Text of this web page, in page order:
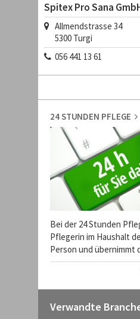
Spitex Pro Sana
Allmendstrasse 34
5300 Turgi
056 441 13 61
24 STUNDEN PFLEGE
Bei der 24 Stunden
Pflegerin im Haushalt
Person und übernimmt
Verwandte